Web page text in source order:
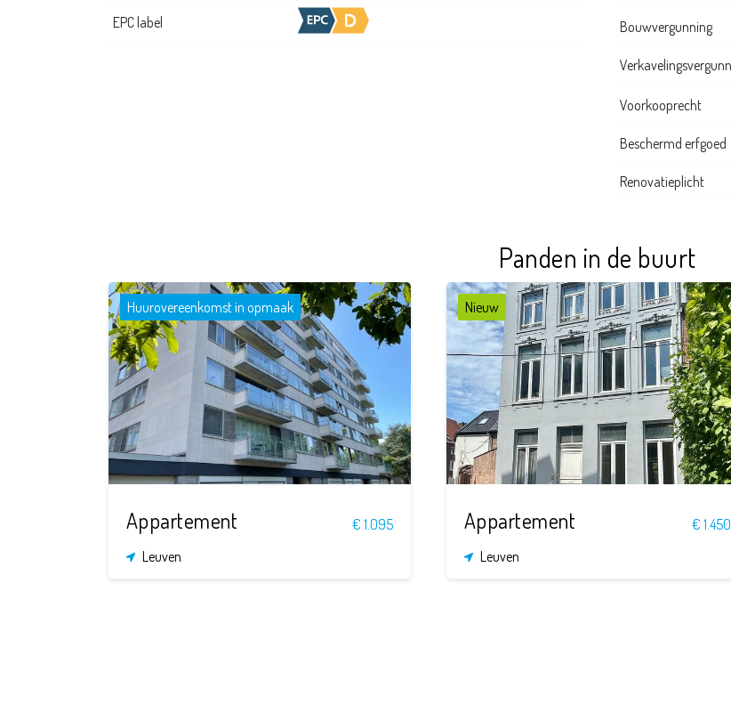
EPC label Bouwvergunning
Voorkooprecht
Beschermd erfgoed
Renovatieplicht
Panden in de buurt
Huurovereenkomst in opmaak
2
1
86 m²
Appartement
€ 1.095
Leuven
Nieuw
3
1
Appartement
€ 1.450
Leuven